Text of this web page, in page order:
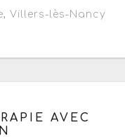
, Villers-lès-Nancy
AVEC